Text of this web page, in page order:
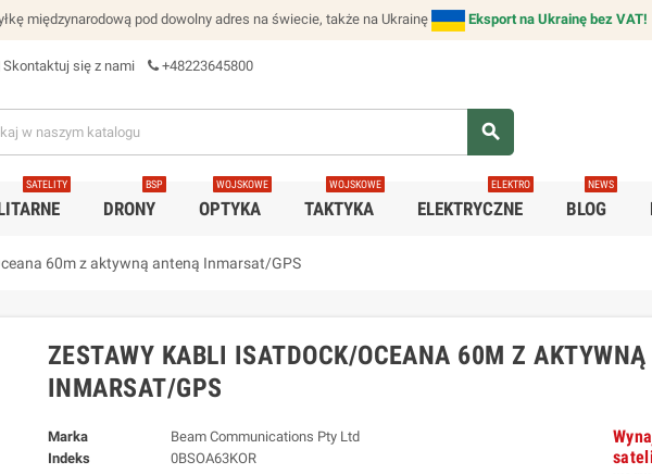
międzynarodową pod dowolny adres na świecie, także na Ukrainę Eksport na Ukrainę bez VAT!
Skontaktuj się z nami +48223645800
search
SATELITY
DRONY
BSP
OPTYKA
WOJSKOWE
TAKTYKA
WOJSKOWE
ELEKTRYCZNE
ELEKTRO
BLOG
NEWS
60m z aktywną anteną Inmarsat/GPS
ZESTAWY KABLI ISATDOCK/OCEANA 60M Z
INMARSAT/GPS
Marka
Beam Communications Pty Ltd
Indeks
0BSOA63KOR